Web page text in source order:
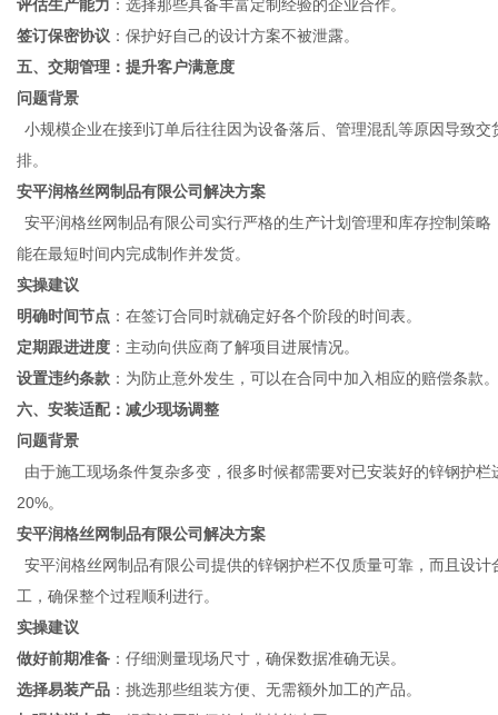
评估生产能力 ：选择那些具备丰富定制经验的企业合作。
签订保密协议 ：保护好自己的设计方案不被泄露。
五、交期管理：提升客户满意度
问题背景
小规模企业在接到订单后往往因为设备落后、管理混乱等原因导致
排。
安平润格丝网制品有限公司解决方案
安平润格丝网制品有限公司实行严格的生产计划管理和库存控制策
能在最短时间内完成制作并发货。
实操建议
明确时间节点 ：在签订合同时就确定好各个阶段的时间表。
定期跟进进度 ：主动向供应商了解项目进展情况。
设置违约条款 ：为防止意外发生，可以在合同中加入相应的赔偿条款。
六、安装适配：减少现场调整
问题背景
由于施工现场条件复杂多变，很多时候都需要对已安装好的锌钢护
20%。
安平润格丝网制品有限公司解决方案
安平润格丝网制品有限公司提供的锌钢护栏不仅质量可靠，而且设
工，确保整个过程顺利进行。
实操建议
做好前期准备 ：仔细测量现场尺寸，确保数据准确无误。
选择易装产品 ：挑选那些组装方便、无需额外加工的产品。